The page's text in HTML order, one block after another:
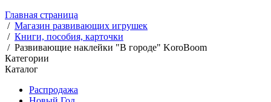
Главная страница
/ Магазин развивающих игрушек
/ Книги, пособия, карточки
/ Развивающие наклейки "В городе" KoroBoom
Категории
Каталог
Распродажа